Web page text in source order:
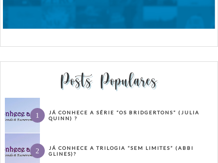
Posts Populares
JÁ CONHECE A SÉRIE “OS BRIDGERTONS” (JULIA
QUINN) ?
JÁ CONHECE A TRILOGIA “SEM LIMITES” (ABBI
GLINES)?